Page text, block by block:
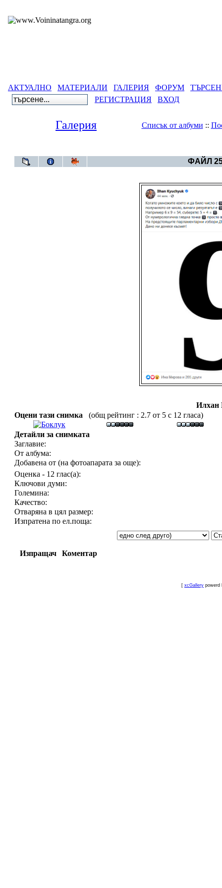
АКТУАЛНО МАТЕРИАЛИ ГАЛЕРИЯ ФОРУМ
РЕГИСТРАЦИЯ
ВХОД
Галерия Списък от албуми ::
ФАЙЛ 25
Илхан
Оцени тази снимка
(общ рейтинг : 2.7 от 5 с 12 гласа)
Детайли за снимката
Заглавие:
От албума:
Добавена от (на фотоапарата за още):
Оценка - 12 глас(а):
Ключови думи:
Големина:
Качество:
Отваряна в цял размер:
Изпратена по ел.поща:
Изпращач Коментар
[ xcGallery